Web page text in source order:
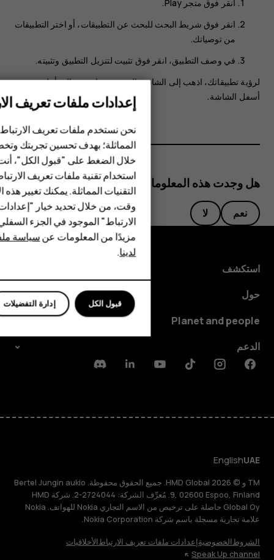
الهواتف المميزة
الأكسسوارات
HMD Terra M
HMD DUB
للأعمال
انقر فوق متجر Play
.
انقر فوق شريط البحث للبحث عن التطبيقات، أو اختر التطبيقات
من توصياتك.
في وصف التطبيق، انقر فوق تثبيت لتنزيل التطبيق وتثبيته.
لرؤية تطبيقاتك، اذهب إلى الشاشة الرئيسية، واسحب إلى أعلى من
أسفل الشاشة.
هل وجدت هذه المعلومات مفيدة؟
نعم لا
استكشف
حول
Planet and people
الدعم
Facebook
Instagram
Tiktok
Youtube
Linkedin
Discord
UAE
English
TM و © 2026 HMD Global. جميع الحقوق محفوظة. Bertel Jungin aukio
9, 02600 Espoo, Finland. مُعرِّف الشركة: 2724044-2. شركة HMD
Global Oy حاصلة على ترخيص من الاسم التجاري Nokia للهواتف. Nokia
علامة تجارية مسجلة باسم شركة Nokia Corporation.
الشروطالخصوصيةإعدادات ملفات تعريف الارتباطالأخلاقيات
Speak Up channel
إعدادات ملفات تعريف
نحن نستخدم ملفات تعريف
المماثلة؛ بهدف تحسين تجربتك
خلال الضغط على "قبول الكل"،
استخدام تقنية ملفات تعريف
التقنيات المماثلة. يمكنك تغيير
وقت، من خلال تحديد خيار
الارتباط" الموجود في الجزء
مزيدًا من المعلومات عنسياسة
لدينا.
إدارة التفضيلات قبول الكل